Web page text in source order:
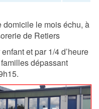
domicile le mois échu, à
de Retiers
et par 1/4 d’heure
dépassant